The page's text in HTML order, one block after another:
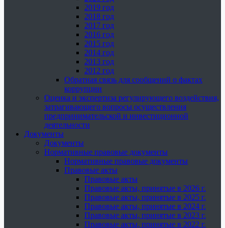
2019 год
2018 год
2017 год
2016 год
2015 год
2014 год
2013 год
2012 год
Обратная связь для сообщений о фактах
коррупции
Оценка и экспертиза регулирующего воздействия,
затрагивающего вопросы осуществления
предпринимательской и инвестиционной
деятельности
Документы
Документы
Нормативные правовые документы
Нормативные правовые документы
Правовые акты
Правовые акты
Правовые акты, принятые в 2026 г.
Правовые акты, принятые в 2025 г.
Правовые акты, принятые в 2024 г.
Правовые акты, принятые в 2023 г.
Правовые акты, принятые в 2022 г.